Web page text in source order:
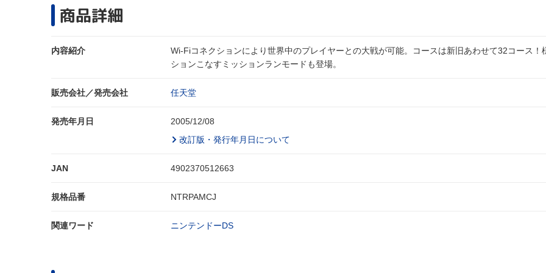
商品詳細
内容紹介
Wi-Fiコネクションにより世界中のプレイヤーとの大戦が可能。コースは新旧あわせて32コース！
ションこなすミッションランモードも登場。
販売会社／発売会社 任天堂
発売年月日
2005/12/08
改訂版・発行年月日について
JAN 4902370512663
規格品番 NTRPAMCJ
関連ワード ニンテンドーDS